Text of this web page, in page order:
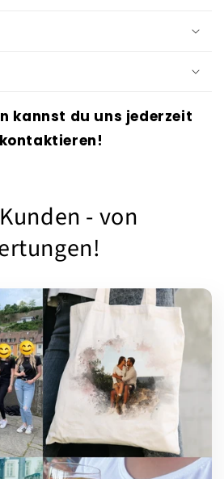
kannst du uns jederzeit
kontaktieren!
- von